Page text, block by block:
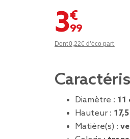
3,99 €
Dont 0,22€ d’éco-part
Diamètre : 11
Hauteur :
Matière(s) :